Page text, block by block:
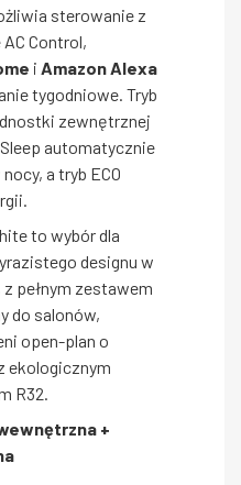
sterowanie z
Control,
i Amazon Alexa
tygodniowe. Tryb
zewnętrznej
automatycznie
a tryb ECO
to wybór dla
designu w
pełnym zestawem
do salonów,
open-plan o
ekologicznym
R32.
+